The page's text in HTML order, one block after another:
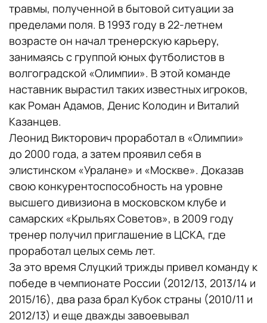
травмы, полученной в бытовой ситуации за
пределами поля. В 1993 году в 22-летнем
возрасте он начал тренерскую карьеру,
занимаясь с группой юных футболистов в
волгоградской «Олимпии». В этой команде
наставник вырастил таких известных игроков,
как Роман Адамов, Денис Колодин и Виталий
Казанцев.
Леонид Викторович проработал в «Олимпии»
до 2000 года, а затем проявил себя в
элистинском «Уралане» и «Москве». Доказав
свою конкурентоспособность на уровне
высшего дивизиона в московском клубе и
самарских «Крыльях Советов», в 2009 году
тренер получил приглашение в ЦСКА, где
проработал целых семь лет.
За это время Слуцкий трижды привел команду к
победе в чемпионате России (2012/13, 2013/14 и
2015/16), два раза брал Кубок страны (2010/11 и
2012/13) и еще дважды завоевывал